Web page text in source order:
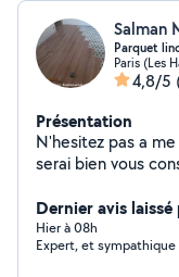
Salman
Parquet
Paris (Les
4,8/5
Présentation
N'hesitez pas a
serai bien vous
Peinture carrelage
precis et rapide,
Merci
Dernier avis
Hier à 08h
Expert, et sympathique